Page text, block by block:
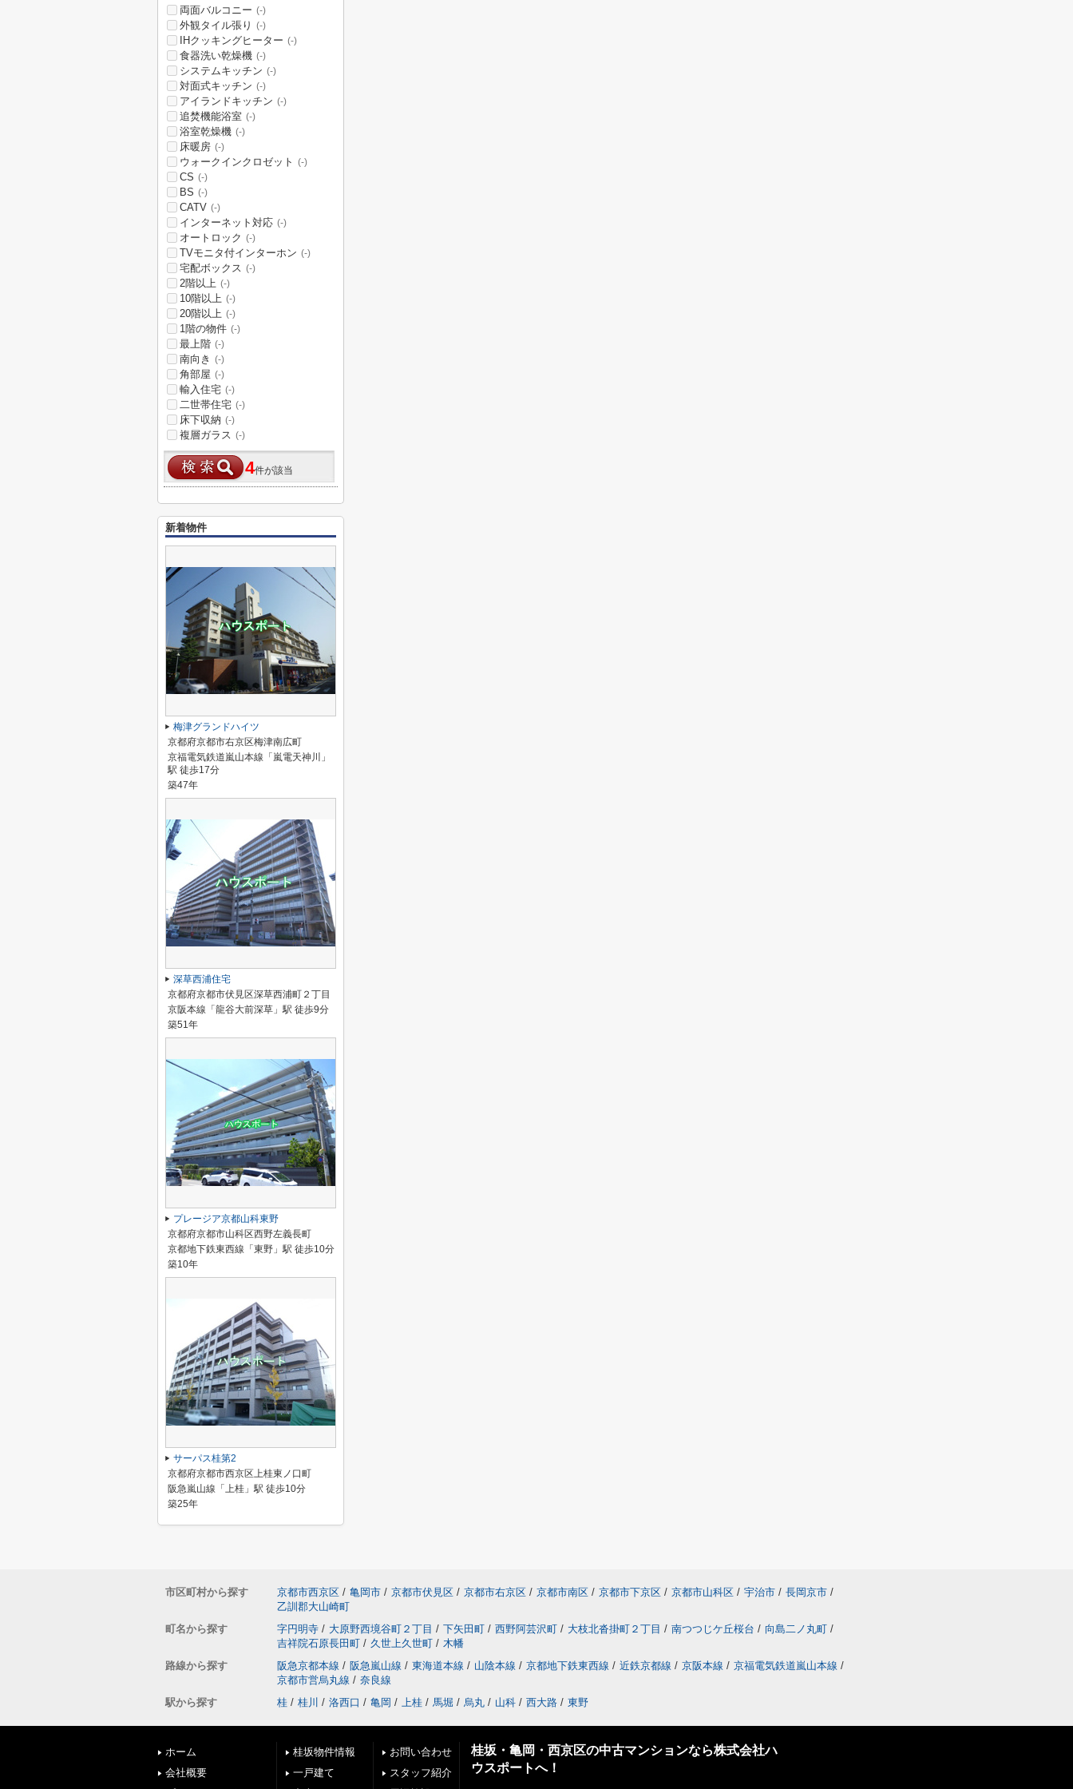
両面バルコニー (-)
外観タイル張り (-)
IHクッキングヒーター (-)
食器洗い乾燥機 (-)
システムキッチン (-)
対面式キッチン (-)
アイランドキッチン (-)
追焚機能浴室 (-)
浴室乾燥機 (-)
床暖房 (-)
ウォークインクロゼット (-)
CS (-)
BS (-)
CATV (-)
インターネット対応 (-)
オートロック (-)
TVモニタ付インターホン (-)
宅配ボックス (-)
2階以上 (-)
10階以上 (-)
20階以上 (-)
1階の物件 (-)
最上階 (-)
南向き (-)
角部屋 (-)
輸入住宅 (-)
二世帯住宅 (-)
床下収納 (-)
複層ガラス (-)
4件が該当
新着物件
梅津グランドハイツ
京都府京都市右京区梅津南広町
京福電気鉄道嵐山本線「嵐電天神川」
駅 徒歩17分
築47年
深草西浦住宅
京都府京都市伏見区深草西浦町２丁目
京阪本線「龍谷大前深草」駅 徒歩9分
築51年
プレージア京都山科東野
京都府京都市山科区西野左義長町
京都地下鉄東西線「東野」駅 徒歩10分
築10年
サーパス桂第2
京都府京都市西京区上桂東ノ口町
阪急嵐山線「上桂」駅 徒歩10分
築25年
市区町村から探す 京都市西京区 / 亀岡市 / 京都市伏見区 / 京都市右京区 / 京都市南区 / 京都市下京区 / 京都市山科区 / 宇治市 / 長岡京市 /
乙訓郡大山崎町
町名から探す
字円明寺 / 大原野西境谷町２丁目 / 下矢田町 / 西野阿芸沢町 / 大枝北沓掛町２丁目 / 南つつじケ丘桜台 / 向島二ノ丸町 /
吉祥院石原長田町 / 久世上久世町 / 木幡
路線から探す
阪急京都本線 / 阪急嵐山線 / 東海道本線 / 山陰本線 / 京都地下鉄東西線 / 近鉄京都線 / 京阪本線 / 京福電気鉄道嵐山本線 /
京都市営烏丸線 / 奈良線
駅から探す
桂 / 桂川 / 洛西口 / 亀岡 / 上桂 / 馬堀 / 烏丸 / 山科 / 西大路 / 東野
ホーム
会社概要
桂坂物件情報
一戸建て
お問い合わせ
スタッフ紹介
桂坂・亀岡・西京区の中古マンションなら株式会社ハ
ウスポートへ！